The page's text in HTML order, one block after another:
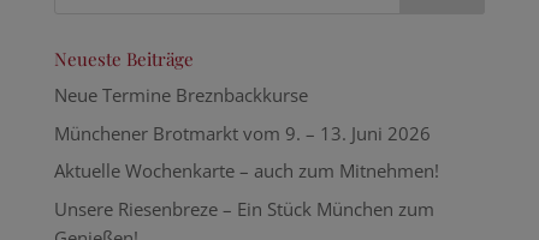
Neueste Beiträge
Neue Termine Breznbackkurse
Münchener Brotmarkt vom 9. – 13. Juni 2026
Aktuelle Wochenkarte – auch zum Mitnehmen!
Unsere Riesenbreze – Ein Stück München zum